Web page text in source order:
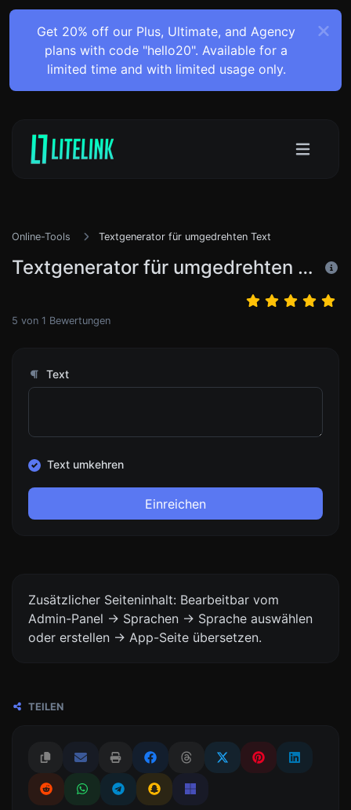
Get 20% off our Plus, Ultimate, and Agency
plans with code "hello20". Available for a
limited time and with limited usage only.
Online-Tools Textgenerator für umgedrehten Text
Textgenerator für umgedrehten Text
5 von 1 Bewertungen
Text
Text umkehren
Einreichen
Zusätzlicher Seiteninhalt: Bearbeitbar vom
Admin-Panel -> Sprachen -> Sprache auswählen
oder erstellen -> App-Seite übersetzen.
TEILEN